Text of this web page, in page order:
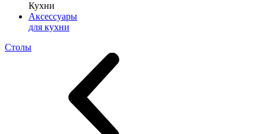
Кухни
Аксессуары
для кухни
Столы